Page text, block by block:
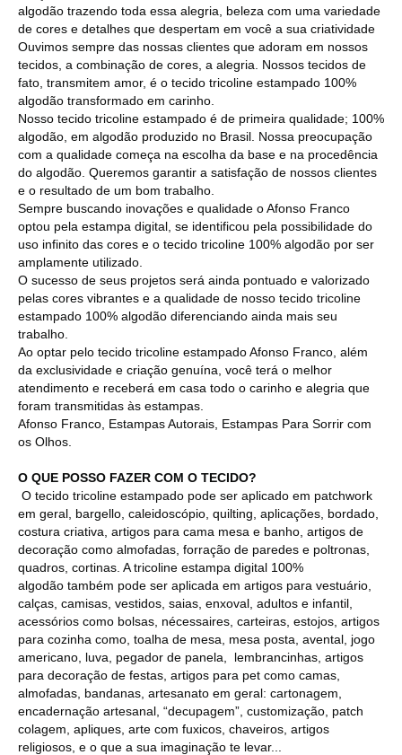
algodão trazendo toda essa alegria, beleza com uma variedade
de cores e detalhes que despertam em você a sua criatividade
Ouvimos sempre das nossas clientes que adoram em nossos
tecidos, a combinação de cores, a alegria. Nossos tecidos de
fato, transmitem amor, é o tecido tricoline estampado 100%
algodão transformado em carinho.
Nosso tecido tricoline estampado é de primeira qualidade; 100%
algodão, em algodão produzido no Brasil. Nossa preocupação
com a qualidade começa na escolha da base e na procedência
do algodão. Queremos garantir a satisfação de nossos clientes
e o resultado de um bom trabalho.
Sempre buscando inovações e qualidade o Afonso Franco
optou pela estampa digital, se identificou pela possibilidade do
uso infinito das cores e o tecido tricoline 100% algodão por ser
amplamente utilizado.
O sucesso de seus projetos será ainda pontuado e valorizado
pelas cores vibrantes e a qualidade de nosso tecido tricoline
estampado 100% algodão diferenciando ainda mais seu
trabalho.
Ao optar pelo tecido tricoline estampado Afonso Franco, além
da exclusividade e criação genuína, você terá o melhor
atendimento e receberá em casa todo o carinho e alegria que
foram transmitidas às estampas.
Afonso Franco, Estampas Autorais, Estampas Para Sorrir com
os Olhos.
O QUE POSSO FAZER COM O TECIDO?
O tecido tricoline estampado pode ser aplicado em patchwork
em geral, bargello, caleidoscópio, quilting, aplicações, bordado,
costura criativa, artigos para cama mesa e banho, artigos de
decoração como almofadas, forração de paredes e poltronas,
quadros, cortinas. A tricoline estampa digital 100%
algodão também pode ser aplicada em artigos para vestuário,
calças, camisas, vestidos, saias, enxoval, adultos e infantil,
acessórios como bolsas, nécessaires, carteiras, estojos, artigos
para cozinha como, toalha de mesa, mesa posta, avental, jogo
americano, luva, pegador de panela, lembrancinhas, artigos
para decoração de festas, artigos para pet como camas,
almofadas, bandanas, artesanato em geral: cartonagem,
encadernação artesanal, “decupagem”, customização, patch
colagem, apliques, arte com fuxicos, chaveiros, artigos
religiosos, e o que a sua imaginação te levar...